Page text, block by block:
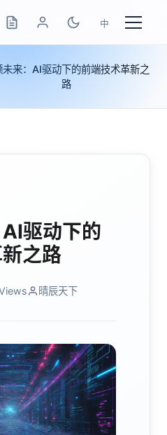
中
未来：AI驱动下的前端技术革新之
路
驱动下的
之路
晴辰天下